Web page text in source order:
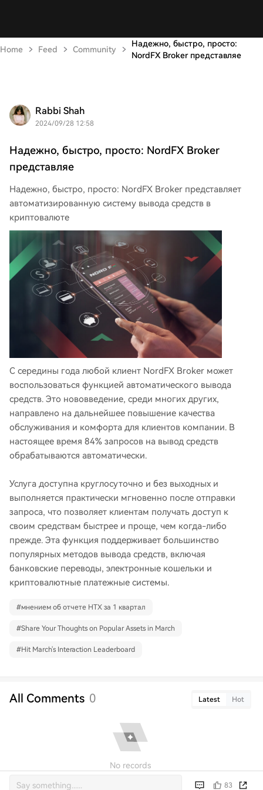
Home Feed Community
Надежно, быстро, просто:
NordFX Broker представляе
Rabbi Shah
2024/09/28 12:58
Надежно, быстро, просто: NordFX Broker
представляе
Надежно, быстро, просто: NordFX Broker представляет
автоматизированную систему вывода средств в
криптовалюте
С середины года любой клиент NordFX Broker может
воспользоваться функцией автоматического вывода
средств. Это нововведение, среди многих других,
направлено на дальнейшее повышение качества
обслуживания и комфорта для клиентов компании. В
настоящее время 84% запросов на вывод средств
обрабатываются автоматически.
Услуга доступна круглосуточно и без выходных и
выполняется практически мгновенно после отправки
запроса, что позволяет клиентам получать доступ к
своим средствам быстрее и проще, чем когда-либо
прежде. Эта функция поддерживает большинство
популярных методов вывода средств, включая
банковские переводы, электронные кошельки и
криптовалютные платежные системы.
#мнением об отчете HTX за 1 квартал
#Share Your Thoughts on Popular Assets in March
#Hit March's Interaction Leaderboard
All Comments 0 Latest Hot
No records
83